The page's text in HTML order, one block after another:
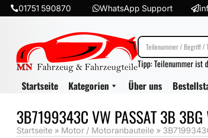
01751 590870 WhatsApp Support 
Tipp: Teilenummer ist
Startseite Kategorien Über uns
3B7199343C VW PASSAT 3B 3BG
Startseite » Motor / Motoranbauteile »